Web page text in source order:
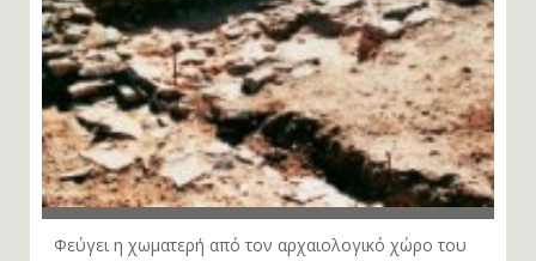
Φεύγει η χωματερή από τον αρχαιολογικό χώρο του